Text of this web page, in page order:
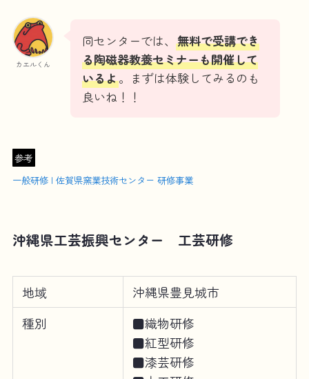
カエルくん
同センターでは、 無料で受講でき
る陶磁器教養セミナーも開催して
いるよ。まずは体験してみるのも
良いね！！
参考
一般研修 | 佐賀県窯業技術センター 研修事業
沖縄県工芸振興センター 工芸研修
地域
沖縄県豊見城市
種別
■織物研修
■紅型研修
■漆芸研修